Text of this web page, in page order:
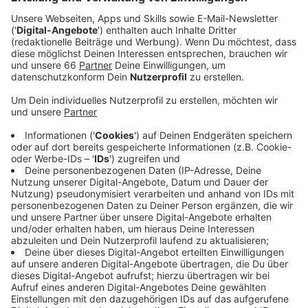
Anzeige
Ganz aktuell ist jetzt der Radweg auf der Klever und
Jülicher Straße in beide Richtungen fertig geworden.
Geplant sind aber zum Beispiel noch weitere Radwege
zwischen der Karlstraße und der Worringer Straße in
der Innenstadt oder auf dem Hellweg in Flingern.
Oberbürgermeister Thomas Geisel hat uns gesagt:
Radfahrer spielen eine immer größere Rolle im
Konzept der Stadt.
Anzeige